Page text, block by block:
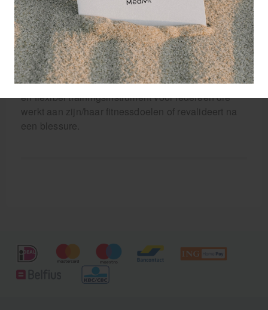
Met dumbbells kun je een breed scala aan
oefeningen uitvoeren, zoals biceps curls, triceps
extensions, lunges en shoulder presses. Je kunt de
intensiteit van je training gemakkelijk aanpassen
door het gewicht van de dumbbells te verhogen of
te verlagen. Dit maakt dumbbells een toegankelijk
en flexibel trainingsinstrument voor iedereen die
werkt aan zijn/haar fitnessdoelen of revalideert na
een blessure.